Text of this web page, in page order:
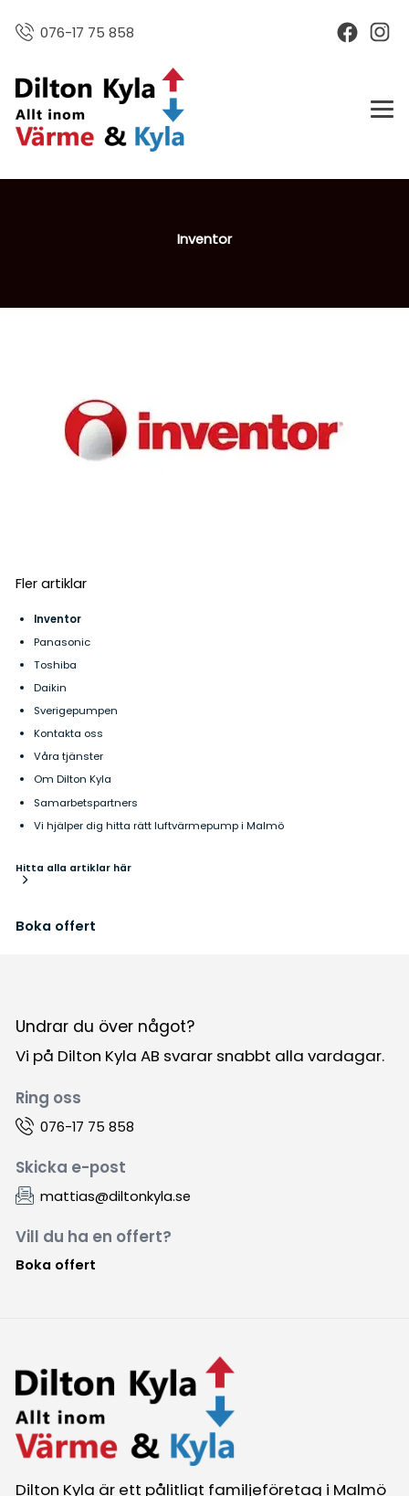
076-17 75 858
Inventor
Fler artiklar
Inventor
Panasonic
Toshiba
Daikin
Sverigepumpen
Kontakta oss
Våra tjänster
Om Dilton Kyla
Samarbetspartners
Vi hjälper dig hitta rätt luftvärmepump i Malmö
Hitta alla artiklar här
Boka offert
Undrar du över något?
Vi på Dilton Kyla AB svarar snabbt alla vardagar.
Ring oss
076-17 75 858
Skicka e-post
mattias@diltonkyla.se
Vill du ha en offert?
Boka offert
Dilton Kyla är ett pålitligt familjeföretag i Malmö